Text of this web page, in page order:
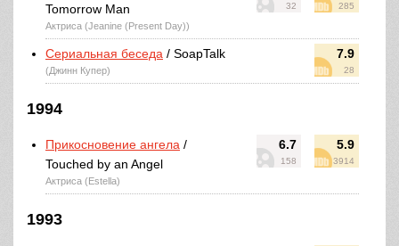
32 285
Tomorrow Man
Актриса (Jeanine (Present Day))
7.9
28
Сериальная беседа / SoapTalk
(Джинн Купер)
1994
6.7
158
5.9
3914
Прикосновение ангела /
Touched by an Angel
Актриса (Estella)
1993